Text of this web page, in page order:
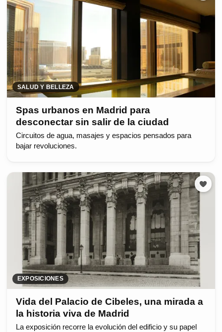
SALUD Y BELLEZA
Spas urbanos en Madrid para
desconectar sin salir de la ciudad
Circuitos de agua, masajes y espacios pensados para
bajar revoluciones.
EXPOSICIONES
Vida del Palacio de Cibeles, una mirada a
la historia viva de Madrid
La exposición recorre la evolución del edificio y su papel